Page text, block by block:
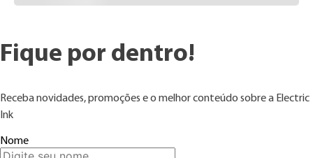
Fique por dentro!
Receba novidades, promoções e o melhor conteúdo sobre a Electric
Ink
Nome